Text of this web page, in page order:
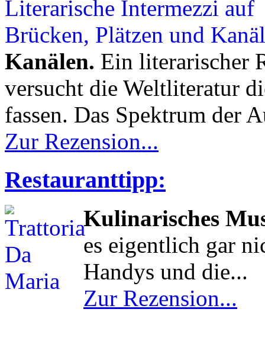
Kanälen. Ein literarischer
versucht die Weltliteratur
fassen. Das Spektrum der
Zur Rezension...
Restauranttipp:
Kulinarisches
es eigentlich gar
Handys und die...
Zur Rezension...